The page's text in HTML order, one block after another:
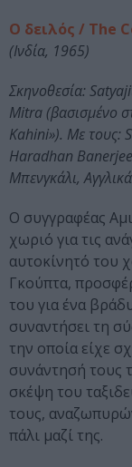
Ο δειλός / The
(Ινδία, 1965)
Σκηνοθεσία:
Mitra (βασισμένο
Kahini»). Με τους:
Haradhan
Μπενγκάλι,
Ο συγγραφέας
χωριό για τις
αυτοκίνητό του
Γκούπτα,
του για ένα
συναντήσει τη
την οποία είχε
συνάντησή τους
σκέψη του
τους,
πάλι μαζί της.